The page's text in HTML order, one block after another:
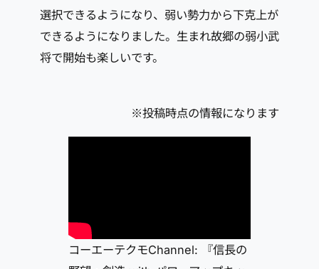
選択できるようになり、弱い勢力から下克上が
できるようになりました。生まれ故郷の弱小武
将で開始も楽しいです。
※投稿時点の情報になります
コーエーテクモChannel: 『信長の